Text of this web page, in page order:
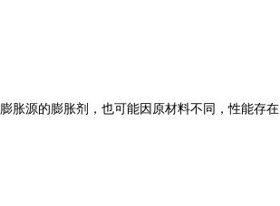
膨胀源的膨胀剂，也可能因原材料不同，性能存在